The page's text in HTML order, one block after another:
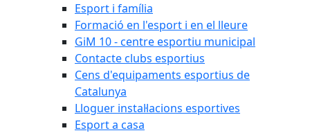
Esport i família
Formació en l'esport i en el lleure
GiM 10 - centre esportiu municipal
Contacte clubs esportius
Cens d'equipaments esportius de
Catalunya
Lloguer instal·lacions esportives
Esport a casa